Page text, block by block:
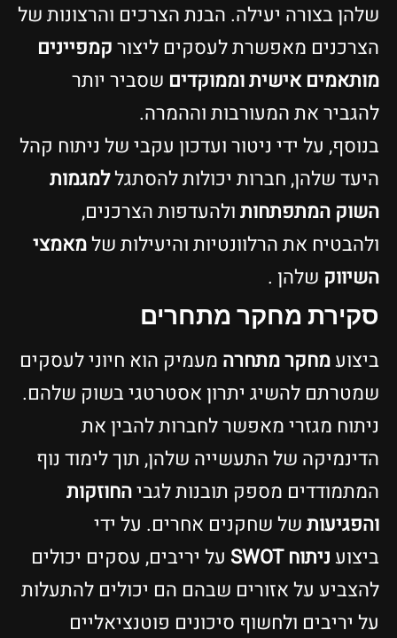
שלהן בצורה יעילה. הבנת הצרכים והרצונות של
הצרכנים מאפשרת לעסקים ליצורקמפיינים
מותאמים אישית וממוקדים שסביר יותר
להגביר את המעורבות וההמרה.
בנוסף, על ידי ניטור ועדכון עקבי של ניתוח קהל
היעד שלהן, חברות יכולות להסתגללמגמות
השוק המתפתחותולהעדפות הצרכנים,
ולהבטיח את הרלוונטיות והיעילות שלמאמצי
השיווק שלהן .
סקירת מחקר מתחרים
ביצועמחקר מתחרה מעמיק הוא חיוני לעסקים
שמטרתם להשיג יתרון אסטרטגי בשוק שלהם.
ניתוח מגזרי מאפשר לחברות להבין את
הדינמיקה של התעשייה שלהן, תוך לימוד נוף
המתמודדים מספק תובנות לגביהחוזקות
והפגיעותשל שחקנים אחרים. על ידי
ביצועניתוח SWOT
על יריבים, עסקים יכולים
להצביע על אזורים שבהם הם יכולים להתעלות
על יריבים ולחשוף סיכונים פוטנציאליים